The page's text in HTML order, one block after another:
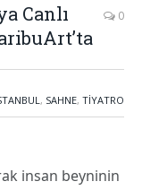
Canlı
0
, SAHNE, TIYATRO
insan beyninin